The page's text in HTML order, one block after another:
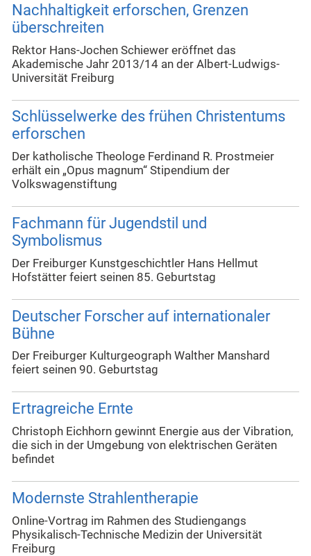
Nachhaltigkeit erforschen, Grenzen
überschreiten
Rektor Hans-Jochen Schiewer eröffnet das
Akademische Jahr 2013/14 an der Albert-Ludwigs-
Universität Freiburg
Schlüsselwerke des frühen Christentums
erforschen
Der katholische Theologe Ferdinand R. Prostmeier
erhält ein „Opus magnum“ Stipendium der
Volkswagenstiftung
Fachmann für Jugendstil und
Symbolismus
Der Freiburger Kunstgeschichtler Hans Hellmut
Hofstätter feiert seinen 85. Geburtstag
Deutscher Forscher auf internationaler
Bühne
Der Freiburger Kulturgeograph Walther Manshard
feiert seinen 90. Geburtstag
Ertragreiche Ernte
Christoph Eichhorn gewinnt Energie aus der Vibration,
die sich in der Umgebung von elektrischen Geräten
befindet
Modernste Strahlentherapie
Online-Vortrag im Rahmen des Studiengangs
Physikalisch-Technische Medizin der Universität
Freiburg